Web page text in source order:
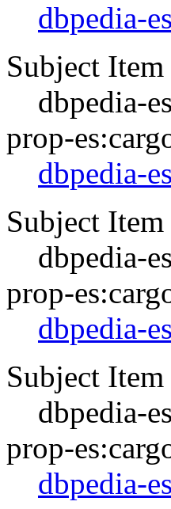
dbpedia-
Subject Item
dbpedia-
prop-
dbpedia-
Subject Item
dbpedia-
prop-
dbpedia-
Subject Item
dbpedia-
prop-
dbpedia-